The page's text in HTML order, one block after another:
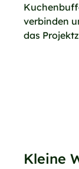
verbinden
das
Kleine